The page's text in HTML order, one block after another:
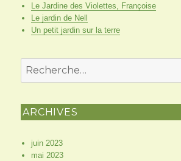
Le Jardine des Violettes, Françoise
Le jardin de Nell
Un petit jardin sur la terre
pour
ARCHIVES
juin 2023
mai 2023